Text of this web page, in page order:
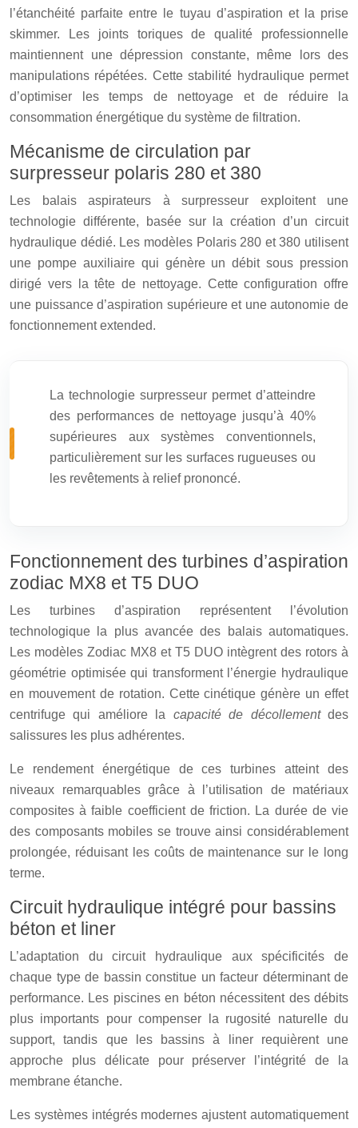
l’étanchéité parfaite entre le tuyau d’aspiration et la prise
skimmer. Les joints toriques de qualité professionnelle
maintiennent une dépression constante, même lors des
manipulations répétées. Cette stabilité hydraulique permet
d’optimiser les temps de nettoyage et de réduire la
consommation énergétique du système de filtration.
Mécanisme de circulation par
surpresseur polaris 280 et 380
Les balais aspirateurs à surpresseur exploitent une
technologie différente, basée sur la création d’un circuit
hydraulique dédié. Les modèles Polaris 280 et 380 utilisent
une pompe auxiliaire qui génère un débit sous pression
dirigé vers la tête de nettoyage. Cette configuration offre
une puissance d’aspiration supérieure et une autonomie de
fonctionnement extended.
La technologie surpresseur permet d’atteindre
des performances de nettoyage jusqu’à 40%
supérieures aux systèmes conventionnels,
particulièrement sur les surfaces rugueuses ou
les revêtements à relief prononcé.
Fonctionnement des turbines d’aspiration
zodiac MX8 et T5 DUO
Les turbines d’aspiration représentent l’évolution
technologique la plus avancée des balais automatiques.
Les modèles Zodiac MX8 et T5 DUO intègrent des rotors à
géométrie optimisée qui transforment l’énergie hydraulique
en mouvement de rotation. Cette cinétique génère un effet
centrifuge qui améliore la capacité de décollementdes
salissures les plus adhérentes.
Le rendement énergétique de ces turbines atteint des
niveaux remarquables grâce à l’utilisation de matériaux
composites à faible coefficient de friction. La durée de vie
des composants mobiles se trouve ainsi considérablement
prolongée, réduisant les coûts de maintenance sur le long
terme.
Circuit hydraulique intégré pour bassins
béton et liner
L’adaptation du circuit hydraulique aux spécificités de
chaque type de bassin constitue un facteur déterminant de
performance. Les piscines en béton nécessitent des débits
plus importants pour compenser la rugosité naturelle du
support, tandis que les bassins à liner requièrent une
approche plus délicate pour préserver l’intégrité de la
membrane étanche.
Les systèmes intégrés modernes ajustent automatiquement